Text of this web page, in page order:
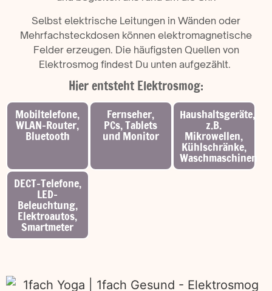
Selbst elektrische Leitungen in Wänden oder
Mehrfachsteckdosen können elektromagnetische
Felder erzeugen. Die häufigsten Quellen von
Elektrosmog findest Du unten aufgezählt.
Hier entsteht Elektrosmog:
Mobiltelefone,
WLAN-Router,
Bluetooth
Fernseher,
PCs, Tablets
und Monitor
Haushaltsgeräte,
z.B.
Mikrowellen,
Kühlschränke,
Waschmaschinen
DECT-Telefone,
LED-
Beleuchtung,
Elektroautos,
Smartmeter